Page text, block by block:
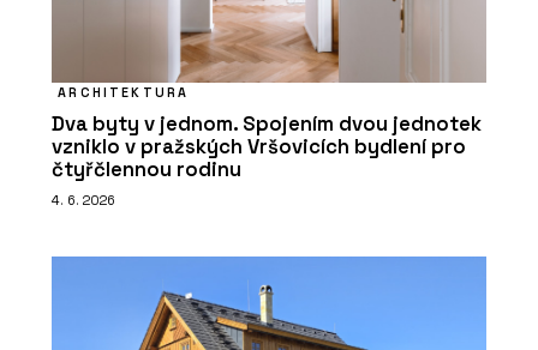
ARCHITEKTURA
Dva byty v jednom. Spojením dvou jednotek
vzniklo v pražských Vršovicích bydlení pro
čtyřčlennou rodinu
4. 6. 2026